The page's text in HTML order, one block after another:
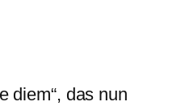
diem“, das nun